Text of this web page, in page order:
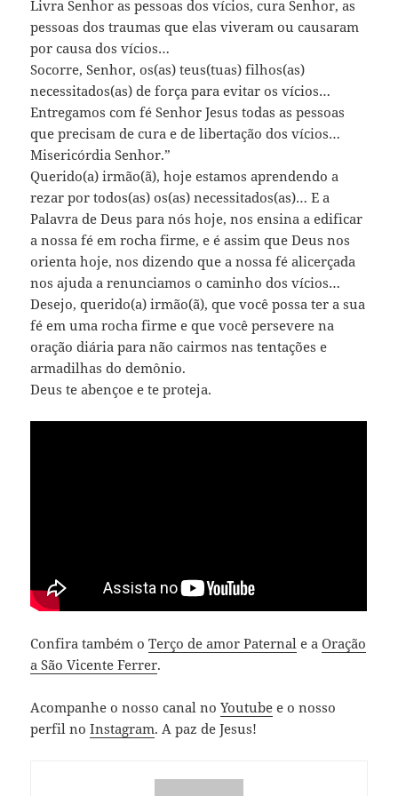
Livra Senhor as pessoas dos vícios, cura Senhor, as
pessoas dos traumas que elas viveram ou causaram
por causa dos vícios…
Socorre, Senhor, os(as) teus(tuas) filhos(as)
necessitados(as) de força para evitar os vícios…
Entregamos com fé Senhor Jesus todas as pessoas
que precisam de cura e de libertação dos vícios…
Misericórdia Senhor.”
Querido(a) irmão(ã), hoje estamos aprendendo a
rezar por todos(as) os(as) necessitados(as)… E a
Palavra de Deus para nós hoje, nos ensina a edificar
a nossa fé em rocha firme, e é assim que Deus nos
orienta hoje, nos dizendo que a nossa fé alicerçada
nos ajuda a renunciamos o caminho dos vícios…
Desejo, querido(a) irmão(ã), que você possa ter a sua
fé em uma rocha firme e que você persevere na
oração diária para não cairmos nas tentações e
armadilhas do demônio.
Deus te abençoe e te proteja.
Confira também oTerço de amor Paternal e aOração
a São Vicente Ferrer.
Acompanhe o nosso canal noYoutube e o nosso
perfil noInstagram. A paz de Jesus!